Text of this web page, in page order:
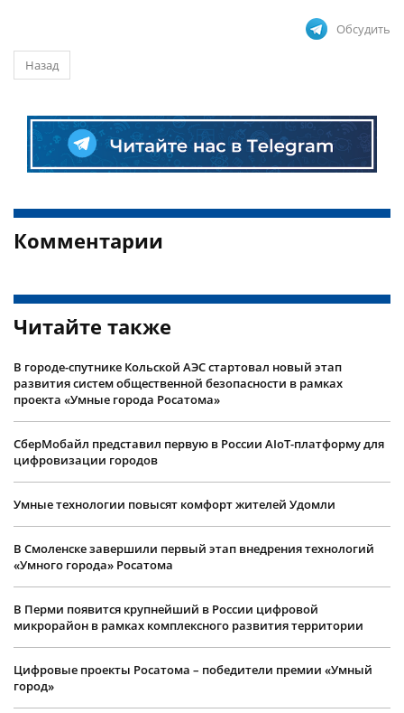
Обсудить
Назад
Комментарии
Читайте также
В городе-спутнике Кольской АЭС стартовал новый этап
развития систем общественной безопасности в рамках
проекта «Умные города Росатома»
СберМобайл представил первую в России AIoT-платформу для
цифровизации городов
Умные технологии повысят комфорт жителей Удомли
В Смоленске завершили первый этап внедрения технологий
«Умного города» Росатома
В Перми появится крупнейший в России цифровой
микрорайон в рамках комплексного развития территории
Цифровые проекты Росатома – победители премии «Умный
город»